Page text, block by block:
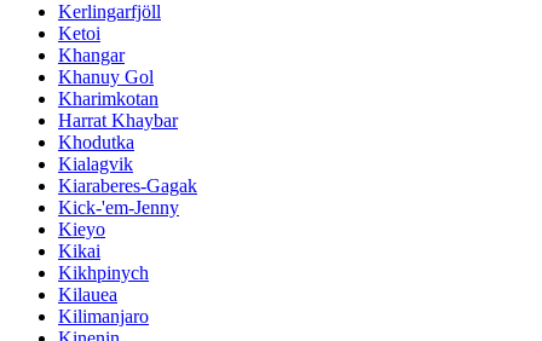
Kerlingarfjöll
Ketoi
Khangar
Khanuy Gol
Kharimkotan
Harrat Khaybar
Khodutka
Kialagvik
Kiaraberes-Gagak
Kick-'em-Jenny
Kieyo
Kikai
Kikhpinych
Kilauea
Kilimanjaro